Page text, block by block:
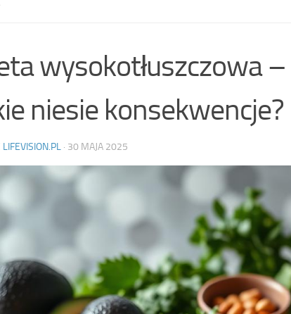
wysokotłuszczowa
niesie konsekwencje?
LIFEVISION.PL · 30 MAJA 2025